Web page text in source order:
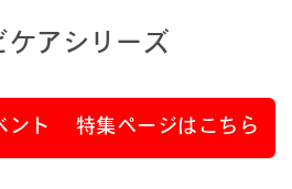
ケアシリーズ
ント 特集ページはこちら